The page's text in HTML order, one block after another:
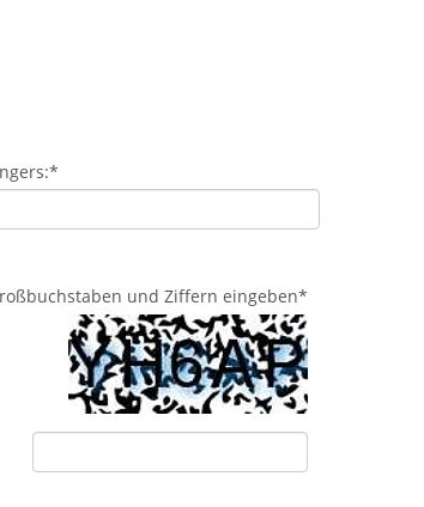
*
und Ziffern eingeben*